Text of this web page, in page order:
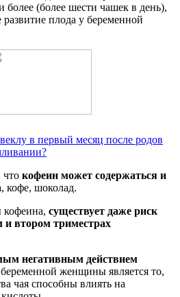
более (более шести чашек в день),
плода у беременной
в первый месяц после родов
что кофеин может содержаться и
кофе, шоколад.
кофеина, существует даже риск
и втором триместрах
негативным действием
беременной женщины является то,
чая способны влиять на